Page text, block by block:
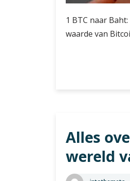
1 BTC naar
waarde van
Alles
wereld